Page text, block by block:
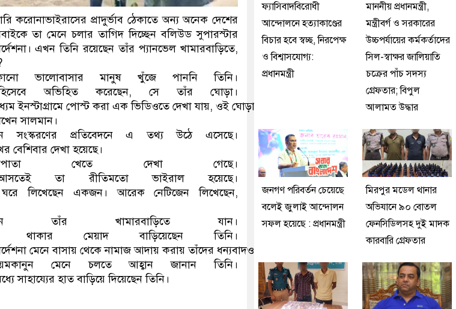
করোনাভাইরাসের প্রাদুর্ভাব ঠেকাতে অন্য অনেক দেশের
তা মেনে চলার তাগিদ দিচ্ছেন বলিউড সুপারস্টার
এখন তিনি রয়েছেন তাঁর প্যানভেল খামারবাড়িতে,
ভালোবাসার মানুষ খুঁজে পাননি তিনি।
অভিহিত করেছেন, সে তাঁর ঘোড়া।
পোস্ট করা এক ভিডিওতে দেখা যায়, ওই ঘোড়ার সঙ্গে বেশ স্বাচ্ছন্দ্যে খাবার খাচ্ছেন সালমান।
সালমান।
সংস্করণের প্রতিবেদনে এ তথ্য উঠে এসেছে।
বেশিবার দেখা হয়েছে।
খেতে দেখা গেছে।
তা রীতিমতো ভাইরাল হয়েছে।
ঘরে লিখেছেন একজন। আরেক নেটিজেন লিখেছেন,
তাঁর খামারবাড়িতে যান।
মেয়াদ বাড়িয়েছেন তিনি।
মেনে বাসায় থেকে নামাজ আদায় করায় তাঁদের ধন্যবাদও জানিয়েছেন সালমান।
মেনে চলতে আহ্বান জানান তিনি।
হাত বাড়িয়ে দিয়েছেন তিনি।
ফ্যাসিবাদবিরোধী
আন্দোলনে হত্যাকাণ্ডের
বিচার হবে স্বচ্ছ, নিরপেক্ষ
ও বিশ্বাসযোগ্য:
প্রধানমন্ত্রী
মাননীয় প্রধানমন্ত্রী,
মন্ত্রীবর্গ ও সরকারের
উচ্চপর্যায়ের কর্মকর্তাদের
সিল-স্বাক্ষর জালিয়াতি
চক্রের পাঁচ সদস্য
গ্রেফতার; বিপুল
আলামত উদ্ধার
জনগণ পরিবর্তন চেয়েছে
বলেই জুলাই আন্দোলন
সফল হয়েছে : প্রধানমন্ত্রী
মিরপুর মডেল থানার
অভিযানে ৯০ বোতল
ফেনসিডিলসহ দুই মাদক
কারবারি গ্রেফতার